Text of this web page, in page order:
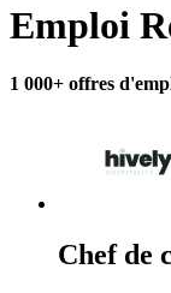
Emploi
1 000+ offres
Chef de